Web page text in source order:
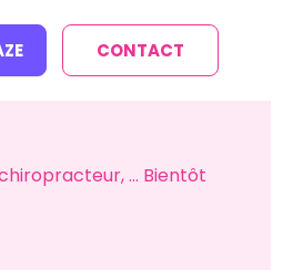
CONTACT
… Bientôt